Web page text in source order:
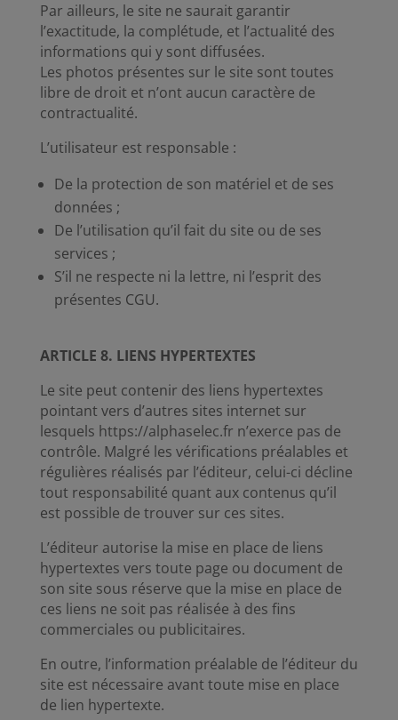
Par ailleurs, le site ne saurait garantir
l’exactitude, la complétude, et l’actualité des
informations qui y sont diffusées.
Les photos présentes sur le site sont toutes
libre de droit et n’ont aucun caractère de
contractualité.
L’utilisateur est responsable :
De la protection de son matériel et de ses
données ;
De l’utilisation qu’il fait du site ou de ses
services ;
S’il ne respecte ni la lettre, ni l’esprit des
présentes CGU.
ARTICLE 8. LIENS HYPERTEXTES
Le site peut contenir des liens hypertextes
pointant vers d’autres sites internet sur
lesquels https://alphaselec.fr n’exerce pas de
contrôle. Malgré les vérifications préalables et
régulières réalisés par l’éditeur, celui-ci décline
tout responsabilité quant aux contenus qu’il
est possible de trouver sur ces sites.
L’éditeur autorise la mise en place de liens
hypertextes vers toute page ou document de
son site sous réserve que la mise en place de
ces liens ne soit pas réalisée à des fins
commerciales ou publicitaires.
En outre, l’information préalable de l’éditeur du
site est nécessaire avant toute mise en place
de lien hypertexte.